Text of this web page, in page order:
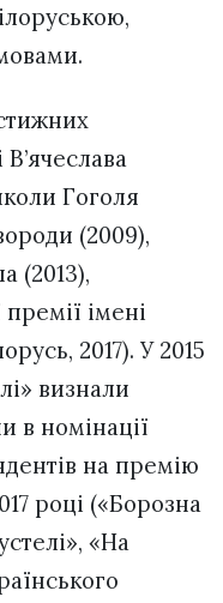
Гоголя
(2009),
(2013),
імені
2017). У 2015
визнали
в номінації
на премію
році («Борозна
«На